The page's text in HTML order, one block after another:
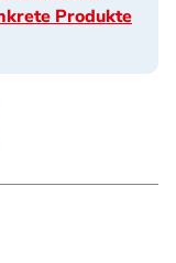
Produkte